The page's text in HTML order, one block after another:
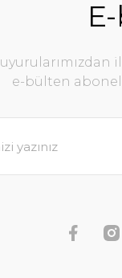
e-bülten